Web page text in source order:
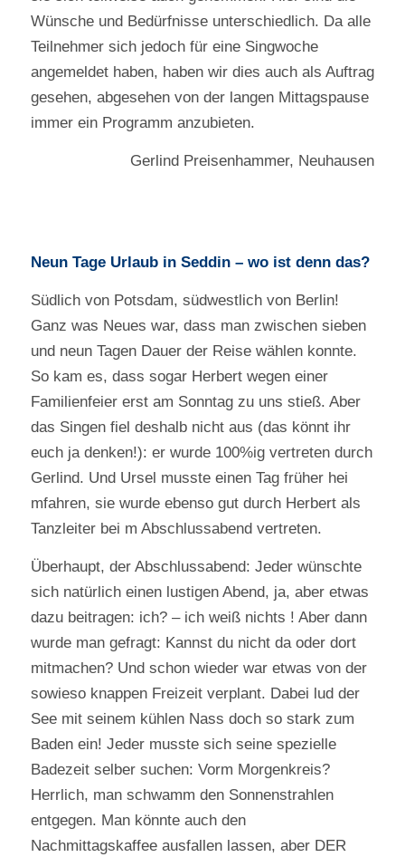
Wünsche und Bedürfnisse unterschiedlich. Da alle
Teilnehmer sich jedoch für eine Singwoche
angemeldet haben, haben wir dies auch als Auftrag
gesehen, abgesehen von der langen Mittagspause
immer ein Programm anzubieten.
Gerlind Preisenhammer, Neuhausen
Neun Tage Urlaub in Seddin – wo ist denn das?
Südlich von Potsdam, südwestlich von Berlin!
Ganz was Neues war, dass man zwischen sieben
und neun Tagen Dauer der Reise wählen konnte.
So kam es, dass sogar Herbert wegen einer
Familienfeier erst am Sonntag zu uns stieß. Aber
das Singen fiel deshalb nicht aus (das könnt ihr
euch ja denken!): er wurde 100%ig vertreten durch
Gerlind. Und Ursel musste einen Tag früher hei
mfahren, sie wurde ebenso gut durch Herbert als
Tanzleiter bei m Abschlussabend vertreten.
Überhaupt, der Abschlussabend: Jeder wünschte
sich natürlich einen lustigen Abend, ja, aber etwas
dazu beitragen: ich? – ich weiß nichts ! Aber dann
wurde man gefragt: Kannst du nicht da oder dort
mitmachen? Und schon wieder war etwas von der
sowieso knappen Freizeit verplant. Dabei lud der
See mit seinem kühlen Nass doch so stark zum
Baden ein! Jeder musste sich seine spezielle
Badezeit selber suchen: Vorm Morgenkreis?
Herrlich, man schwamm den Sonnenstrahlen
entgegen. Man könnte auch den
Nachmittagskaffee ausfallen lassen, aber DER